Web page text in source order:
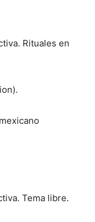
Rituales en
Tema libre.